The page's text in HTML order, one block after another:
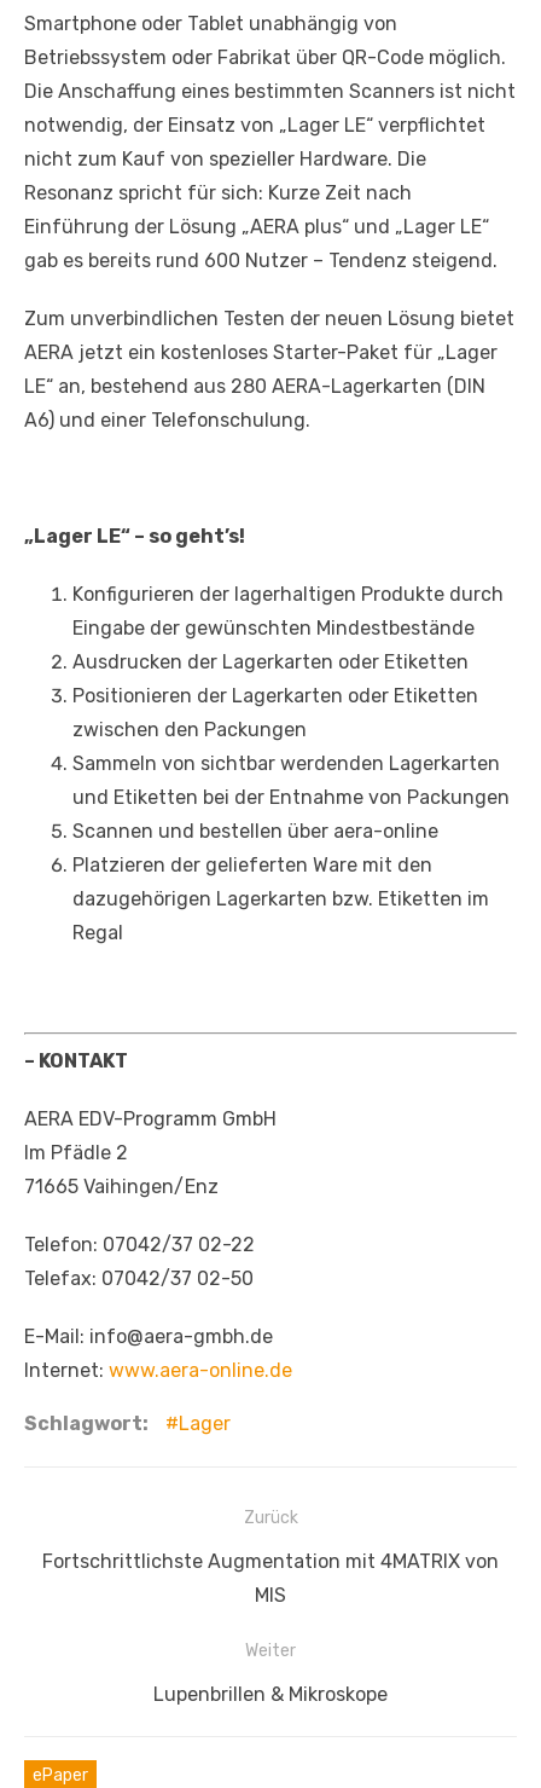
Smartphone oder Tablet unabhängig von
Betriebssystem oder Fabrikat über QR-Code möglich.
Die Anschaffung eines bestimmten Scanners ist nicht
notwendig, der Einsatz von „Lager LE“ verpflichtet
nicht zum Kauf von spezieller Hardware. Die
Resonanz spricht für sich: Kurze Zeit nach
Einführung der Lösung „AERA plus“ und „Lager LE“
gab es bereits rund 600 Nutzer – Tendenz steigend.
Zum unverbindlichen Testen der neuen Lösung bietet
AERA jetzt ein kostenloses Starter-Paket für „Lager
LE“ an, bestehend aus 280 AERA-Lagerkarten (DIN
A6) und einer Telefonschulung.
„Lager LE“ – so geht’s!
Konfigurieren der lagerhaltigen Produkte durch
Eingabe der gewünschten Mindestbestände
Ausdrucken der Lagerkarten oder Etiketten
Positionieren der Lagerkarten oder Etiketten
zwischen den Packungen
Sammeln von sichtbar werdenden Lagerkarten
und Etiketten bei der Entnahme von Packungen
Scannen und bestellen über aera-online
Platzieren der gelieferten Ware mit den
dazugehörigen Lagerkarten bzw. Etiketten im
Regal
– KONTAKT
AERA EDV-Programm GmbH
Im Pfädle 2
71665 Vaihingen/Enz
Telefon: 07042/37 02-22
Telefax: 07042/37 02-50
E-Mail: info@aera-gmbh.de
Internet: www.aera-online.de
Schlagwort: Lager
Beitragsnavigation
Zurück
Vorheriger
Fortschrittlichste Augmentation mit 4MATRIX von
MIS
Weiter
Nächster
Lupenbrillen & Mikroskope
ePaper